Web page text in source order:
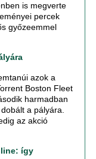
is megverte
percek
győzeemmel
azok a
Boston Fleet
harmadban
a pályára.
az akció
így